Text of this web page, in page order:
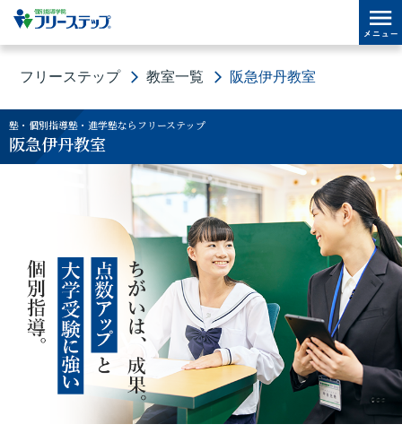
フリーステップ 教室一覧 阪急伊丹教室
塾・個別指導塾・進学塾ならフリーステップ
阪急伊丹教室